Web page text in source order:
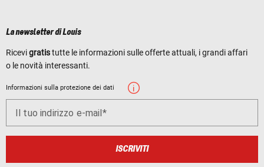
La newsletter di Louis
Ricevigratistutte le informazioni sulle offerte attuali, i grandi affari
o le novità interessanti.
Informazioni sulla protezione dei dati
Il tuo indirizzo e-mail
ISCRIVITI